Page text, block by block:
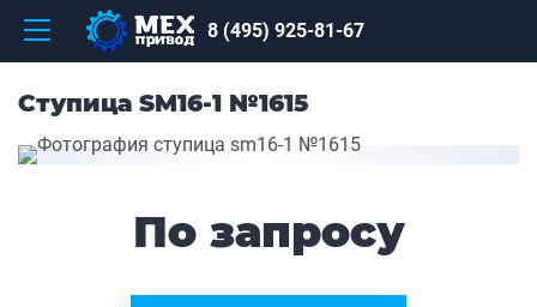
8 (495) 925-81-67
Ступица SM16-1 №1615
По запросу